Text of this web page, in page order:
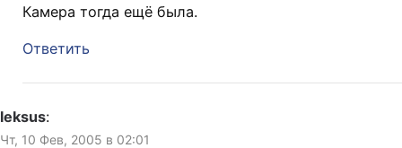
Камера тогда ещё была.
Ответить
leksus:
Чт, 10 Фев, 2005 в 02:01